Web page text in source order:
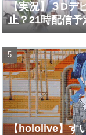
【実況】３Dデ
止？21時配信
がなぜか始まら
ら】
【hololive】す